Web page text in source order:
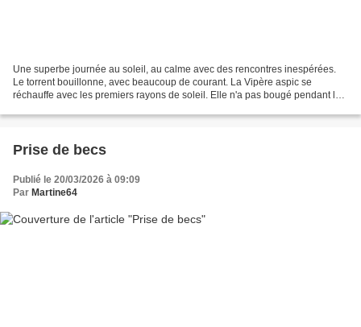
Une superbe journée au soleil, au calme avec des rencontres inespérées.
Le torrent bouillonne, avec beaucoup de courant. La Vipère aspic se
réchauffe avec les premiers rayons de soleil. Elle n'a pas bougé pendant la
Prise de becs
Publié le 20/03/2026 à 09:09
Par Martine64